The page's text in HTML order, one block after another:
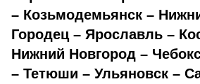
– Козьмодемьянск –
Городец – Ярославль –
Нижний Новгород –
– Тетюши – Ульяновск –